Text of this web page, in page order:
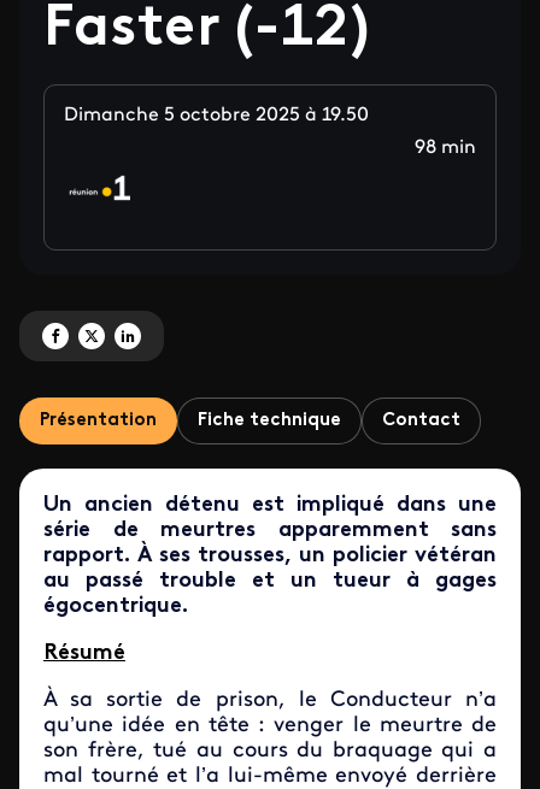
Faster (-12)
Dimanche 5 octobre 2025 à 19.50
98 min
Partagez 'Faster (-12)' sur Facebook
Partagez 'Faster (-12)' sur X
Partagez 'Faster (-12)' sur LinkedIn
Présentation Fiche technique Contact
Un ancien détenu est impliqué dans une
série de meurtres apparemment sans
rapport. À ses trousses, un policier vétéran
au passé trouble et un tueur à gages
égocentrique.
Résumé
À sa sortie de prison, le Conducteur n’a
qu’une idée en tête : venger le meurtre de
son frère, tué au cours du braquage qui a
mal tourné et l’a lui-même envoyé derrière